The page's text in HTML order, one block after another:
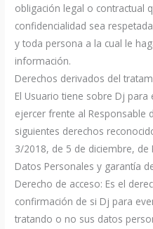
obligación legal o contractual
confidencialidad sea
y toda persona a la cual le
información.
Derechos derivados del
El Usuario tiene sobre Dj
ejercer frente al Responsable
siguientes derechos
3/2018, de 5 de diciembre, de
Datos Personales y garantía
Derecho de acceso: Es el
confirmación de si Dj para
tratando o no sus datos